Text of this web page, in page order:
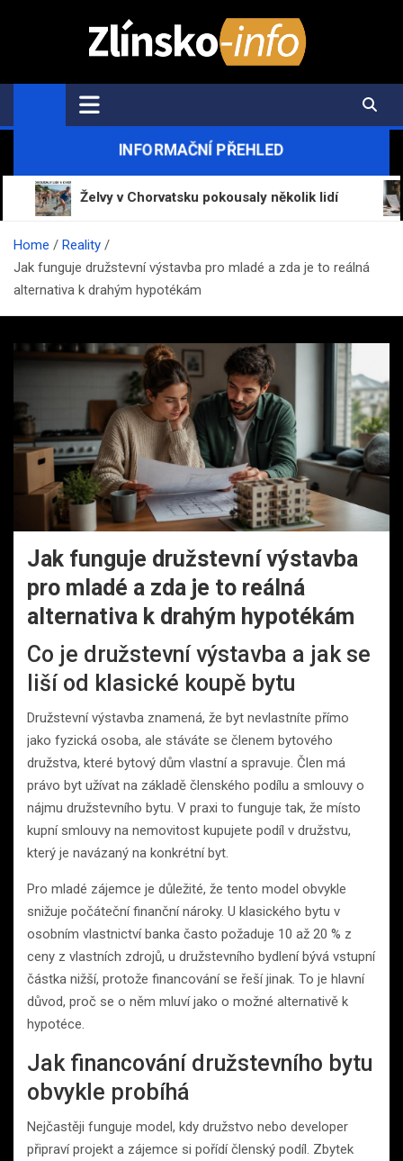
Zlínsko-Info.cz
Aktuální informace z regionu a zpravodajství
INFORMAČNÍ PŘEHLED
Želvy v Chorvatsku pokousaly několik lidí
Home
Reality
Jak funguje družstevní výstavba pro mladé a zda je to reálná
alternativa k drahým hypotékám
Jak funguje družstevní výstavba
pro mladé a zda je to reálná
alternativa k drahým hypotékám
Co je družstevní výstavba a jak se
liší od klasické koupě bytu
Družstevní výstavba znamená, že byt nevlastníte přímo
jako fyzická osoba, ale stáváte se členem bytového
družstva, které bytový dům vlastní a spravuje. Člen má
právo byt užívat na základě členského podílu a smlouvy o
nájmu družstevního bytu. V praxi to funguje tak, že místo
kupní smlouvy na nemovitost kupujete podíl v družstvu,
který je navázaný na konkrétní byt.
Pro mladé zájemce je důležité, že tento model obvykle
snižuje počáteční finanční nároky. U klasického bytu v
osobním vlastnictví banka často požaduje 10 až 20 % z
ceny z vlastních zdrojů, u družstevního bydlení bývá vstupní
částka nižší, protože financování se řeší jinak. To je hlavní
důvod, proč se o něm mluví jako o možné alternativě k
hypotéce.
Jak financování družstevního bytu
obvykle probíhá
Nejčastěji funguje model, kdy družstvo nebo developer
připraví projekt a zájemce si pořídí členský podíl. Zbytek